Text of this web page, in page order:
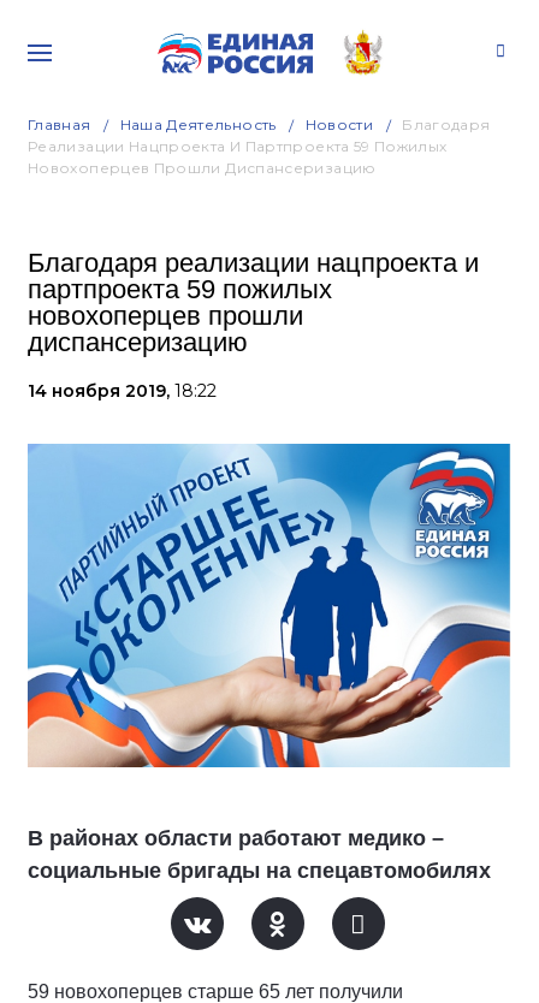
Главная Наша Деятельность Новости
Благодаря
Реализации Нацпроекта И Партпроекта 59 Пожилых
Новохоперцев Прошли Диспансеризацию
Благодаря реализации нацпроекта и
партпроекта 59 пожилых
новохоперцев прошли
диспансеризацию
14 ноября 2019, 18:22
В районах области работают медико –
социальные бригады на спецавтомобилях
59 новохоперцев старше 65 лет получили